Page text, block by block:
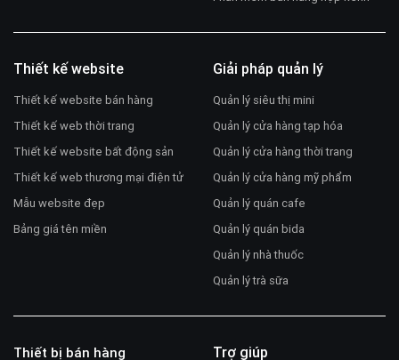
Thiết kế website
Thiết kế website bán hàng
Thiết kế web thời trang
Thiết kế website bất động sản
Thiết kế web thương mại điện tử
Mẫu website đẹp
Bảng giá tên miền
Giải pháp quản lý
Quản lý siêu thị mini
Quản lý cửa hàng tạp hóa
Quản lý cửa hàng thời trang
Quản lý cửa hàng mỹ phẩm
Quản lý quán cafe
Quản lý quán bida
Quản lý nhà thuốc
Quản lý trà sữa
Thiết bị bán hàng Trợ giúp